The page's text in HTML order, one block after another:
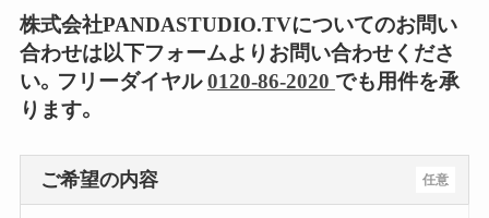
株式会社PANDASTUDIO.TVについてのお問い
合わせは以下フォームよりお問い合わせくださ
い。フリーダイヤル0120-86-2020 でも用件を承
ります。
任意
ご希望の内容